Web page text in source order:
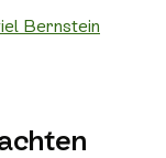
Bernstein